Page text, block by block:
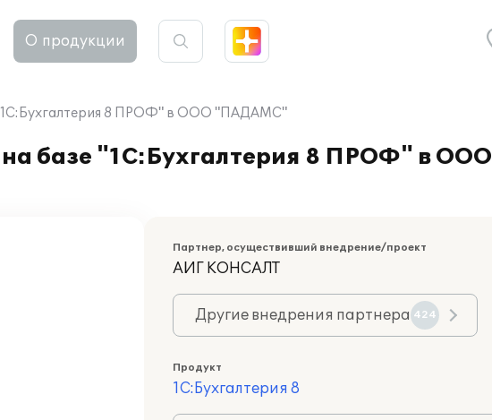
О продукции
"1C:Бухгалтерия 8 ПРОФ" в ООО "ПАДАМС"
на базе "1C:Бухгалтерия 8 ПРОФ" в ООО
Партнер, осуществивший внедрение/проект
АИГ КОНСАЛТ
Другие внедрения партнера 424
Продукт
1С:Бухгалтерия 8